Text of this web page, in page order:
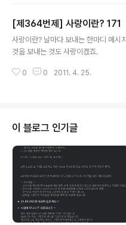
[제364번제] 사랑이란? 171
사랑이란? 날마다 보내는 한마디 메시
것을 보내는 것도 사랑이겠죠.
0 0 2011. 4. 25.
이 블로그 인기글